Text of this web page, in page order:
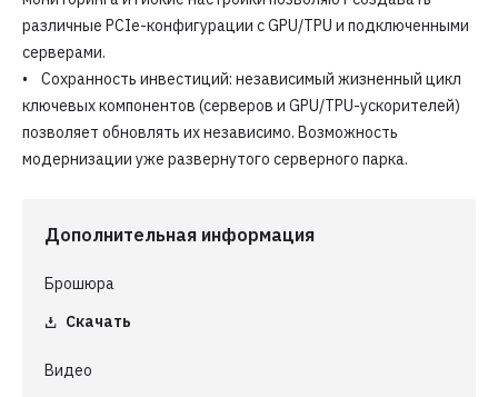
различные PCIe-конфигурации с GPU/TPU и подключенными
серверами.
• Сохранность инвестиций: независимый жизненный цикл
ключевых компонентов (серверов и GPU/TPU-ускорителей)
позволяет обновлять их независимо. Возможность
модернизации уже развернутого серверного парка.
Дополнительная информация
Брошюра
Скачать
Видео